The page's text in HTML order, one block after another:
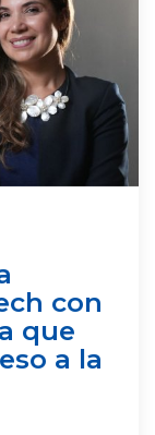
con
que
a la